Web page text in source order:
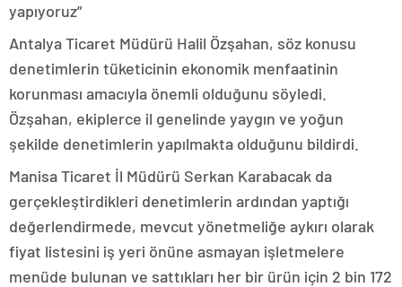
yapıyoruz”
Antalya Ticaret Müdürü Halil Özşahan, söz konusu
denetimlerin tüketicinin ekonomik menfaatinin
korunması amacıyla önemli olduğunu söyledi.
Özşahan, ekiplerce il genelinde yaygın ve yoğun
şekilde denetimlerin yapılmakta olduğunu bildirdi.
Manisa Ticaret İl Müdürü Serkan Karabacak da
gerçekleştirdikleri denetimlerin ardından yaptığı
değerlendirmede, mevcut yönetmeliğe aykırı olarak
fiyat listesini iş yeri önüne asmayan işletmelere
menüde bulunan ve sattıkları her bir ürün için 2 bin 172